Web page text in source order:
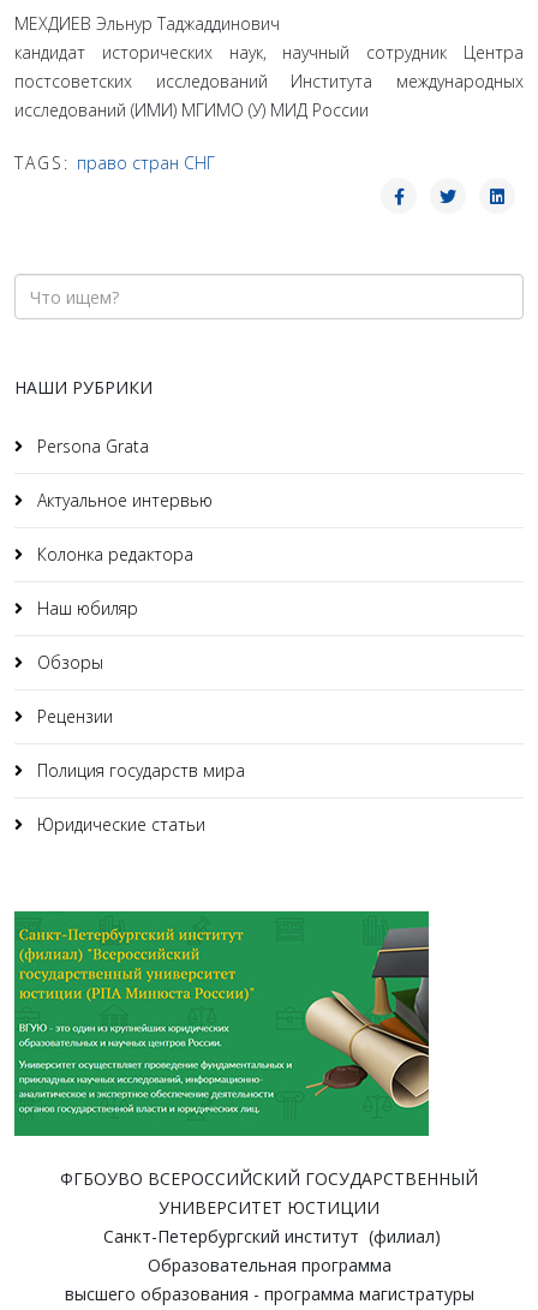
МЕХДИЕВ Эльнур Таджаддинович
кандидат исторических наук, научный сотрудник Центра
постсоветских исследований Института международных
исследований (ИМИ) МГИМО (У) МИД России
TAGS: право стран СНГ
НАШИ РУБРИКИ
Persona Grata
Актуальное интервью
Колонка редактора
Наш юбиляр
Обзоры
Рецензии
Полиция государств мира
Юридические статьи
ФГБОУВО ВСЕРОССИЙСКИЙ ГОСУДАРСТВЕННЫЙ
УНИВЕРСИТЕТ ЮСТИЦИИ
Санкт-Петербургский институт (филиал)
Образовательная программа
высшего образования - программа магистратуры